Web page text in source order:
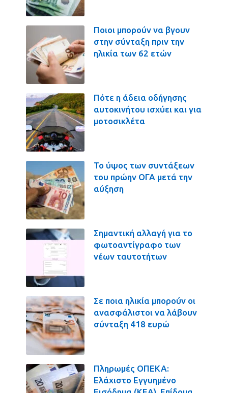
Ποιοι μπορούν να βγουν
στην σύνταξη πριν την
ηλικία των 62 ετών
Πότε η άδεια οδήγησης
αυτοκινήτου ισχύει και για
μοτοσικλέτα
Το ύψος των συντάξεων
του πρώην ΟΓΑ μετά την
αύξηση
Σημαντική αλλαγή για το
φωτοαντίγραφο των
νέων ταυτοτήτων
Σε ποια ηλικία μπορούν οι
ανασφάλιστοι να λάβουν
σύνταξη 418 ευρώ
Πληρωμές ΟΠΕΚΑ:
Ελάχιστο Εγγυημένο